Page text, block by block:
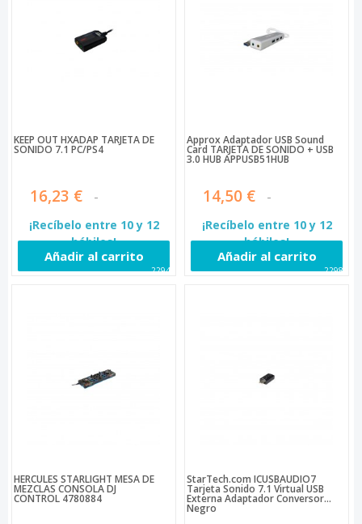
KEEP OUT HXADAP TARJETA DE
SONIDO 7.1 PC/PS4
16,23 €
¡Recíbelo entre 10 y 12
hábiles!
Añadir al carrito
22945
Approx Adaptador USB Sound
Card TARJETA DE SONIDO + USB
3.0 HUB APPUSB51HUB
14,50 €
¡Recíbelo entre 10 y 12
hábiles!
Añadir al carrito
22980
HERCULES STARLIGHT MESA DE
MEZCLAS CONSOLA DJ
CONTROL 4780884
StarTech.com ICUSBAUDIO7
Tarjeta Sonido 7.1 Virtual USB
Externa Adaptador Conversor
Negro